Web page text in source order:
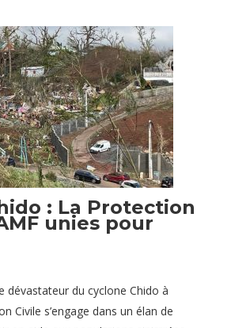
glaciales – dans les -5°C
ont rendu les conditions climatiques
De ce fait, six bénévoles de la
et de l’Hérault, rejoints dans la
: La Protection
unies pour
dévastateur du cyclone Chido à
Civile s’engage dans un élan de